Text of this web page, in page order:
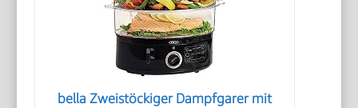
bella Zweistöckiger Dampfgarer mit